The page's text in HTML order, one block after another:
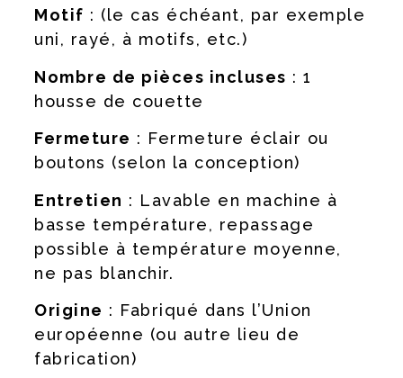
Motif : (le cas échéant, par exemple
uni, rayé, à motifs, etc.)
Nombre de pièces incluses : 1
housse de couette
Fermeture : Fermeture éclair ou
boutons (selon la conception)
Entretien : Lavable en machine à
basse température, repassage
possible à température moyenne,
ne pas blanchir.
Origine : Fabriqué dans l’Union
européenne (ou autre lieu de
fabrication)